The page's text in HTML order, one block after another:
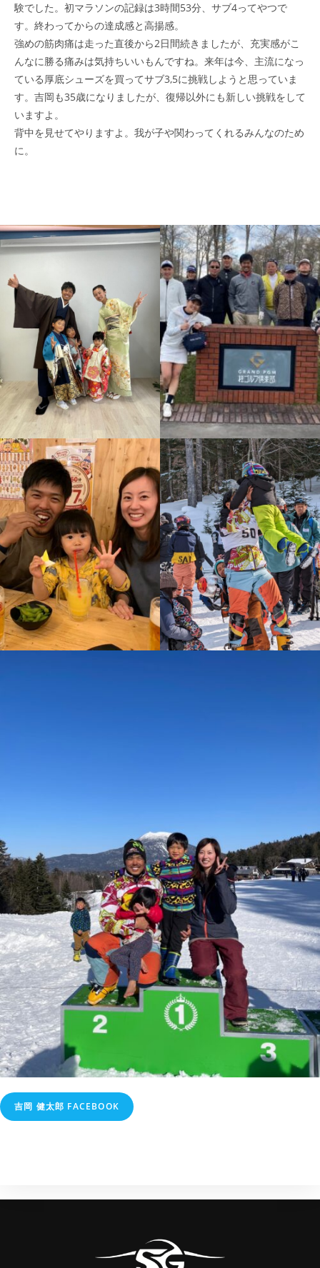
験でした。初マラソンの記録は3時間53分、サブ4ってやつで
す。終わってからの達成感と高揚感。
強めの筋肉痛は走った直後から2日間続きましたが、充実感がこ
んなに勝る痛みは気持ちいいもんですね。来年は今、主流になっ
ている厚底シューズを買ってサブ3,5に挑戦しようと思っていま
す。吉岡も35歳になりましたが、復帰以外にも新しい挑戦をして
いますよ。
背中を見せてやりますよ。我が子や関わってくれるみんなのため
に。
吉岡 健太郎 FACEBOOK